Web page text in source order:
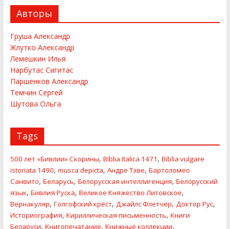
Авторы
Груша Александр
Жлутко Александр
Лемешкин Илья
Нарбутас Сигитас
Паршенков Александр
Темчин Сергей
Шутова Ольга
Tags
500 лет «Бивлии» Скорины, Biblia Italica 1471 , Biblia vulgare
istoriata 1490, musca depicta, Андре Тэве, Бартоломео
Санвито, Беларусь, Белорусская интеллигенция, Белорусский
язык, Бивлия Руска, Великое Княжество Литовское,
Вернакуляр, Голгофский крест, Джайлс Флетчер, Доктор Рус,
Историография, Кириллическая письменность, Книги
Беларуси, Книгопечатание, Книжные коллекции,